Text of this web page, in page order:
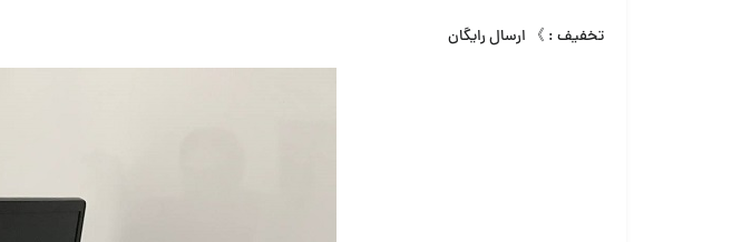
تخفیف : 》 ارسال رایگان